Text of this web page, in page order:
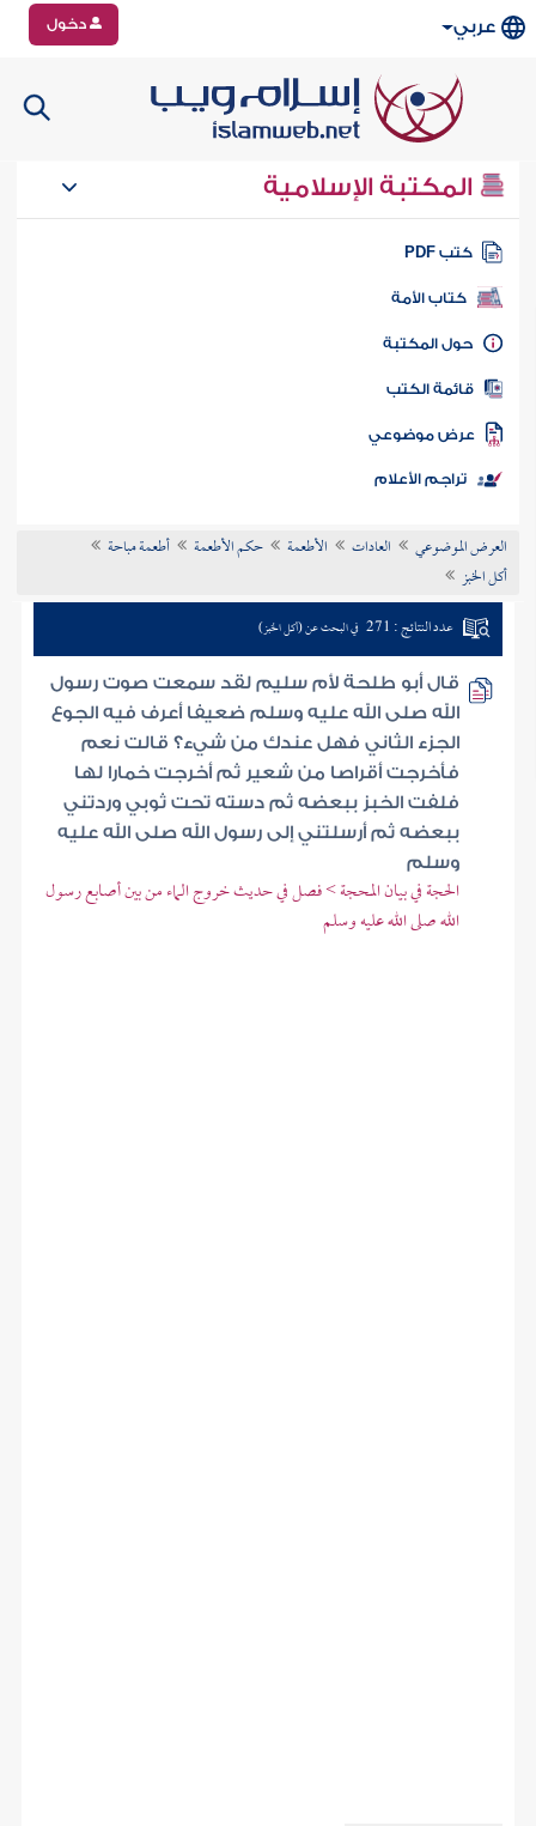
عربي دخول
المكتبة الإسلامية
كتب PDF
كتاب الأمة
المكتبة
الكتب
موضوعي
تراجم الأعلام
العرض الموضوعي العادات الأطعمة حكم الأطعمة
أطعمة مباحة
أكل الخبز
عدد النتائج : 271 في البحث عن (أكل الخبز)
قال أبو طلحة لأم سليم لقد سمعت صوت رسول
الله صلى الله عليه وسلم ضعيفا أعرف فيه الجوع
الجزء الثاني فهل عندك من شيء؟ قالت نعم
فأخرجت أقراصا من شعير ثم أخرجت خمارا لها
فلفت الخبز ببعضه ثم دسته تحت ثوبي وردتني
ببعضه ثم أرسلتني إلى رسول الله صلى الله عليه
وسلم
الحجة في بيان المحجة > فصل في حديث خروج الماء من بين أصابع رسول
الله صلى الله عليه وسلم